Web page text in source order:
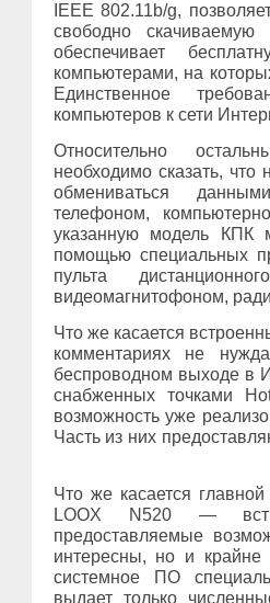
IEEE 802.11b/g,
свободно
обеспечивает
компьютерами, на
Единственное
компьютеров к сети
Относительно
необходимо сказать, что
обмениваться
телефоном,
указанную модель КПК
помощью специальных
пульта
видеомагнитофоном,
Что же касается
комментариях не
беспроводном выходе в
снабженных точками
возможность уже
Часть из них
Что же касается
LOOX
N520 —
предоставляемые
интересны, но и
системное ПО
выдает только